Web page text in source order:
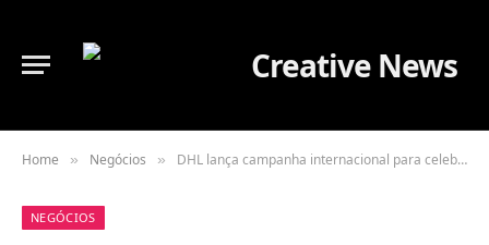
Home » Negócios » DHL lança campanha internacional para celebrar o lançamento do novo filme James Bond, NO TIME TO DIE
NEGÓCIOS